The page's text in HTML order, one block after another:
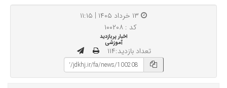
کد : ۱۰۰۲۰۸
اخبار پربازدید
آموزشی
تعداد بازدید:۱۱۴